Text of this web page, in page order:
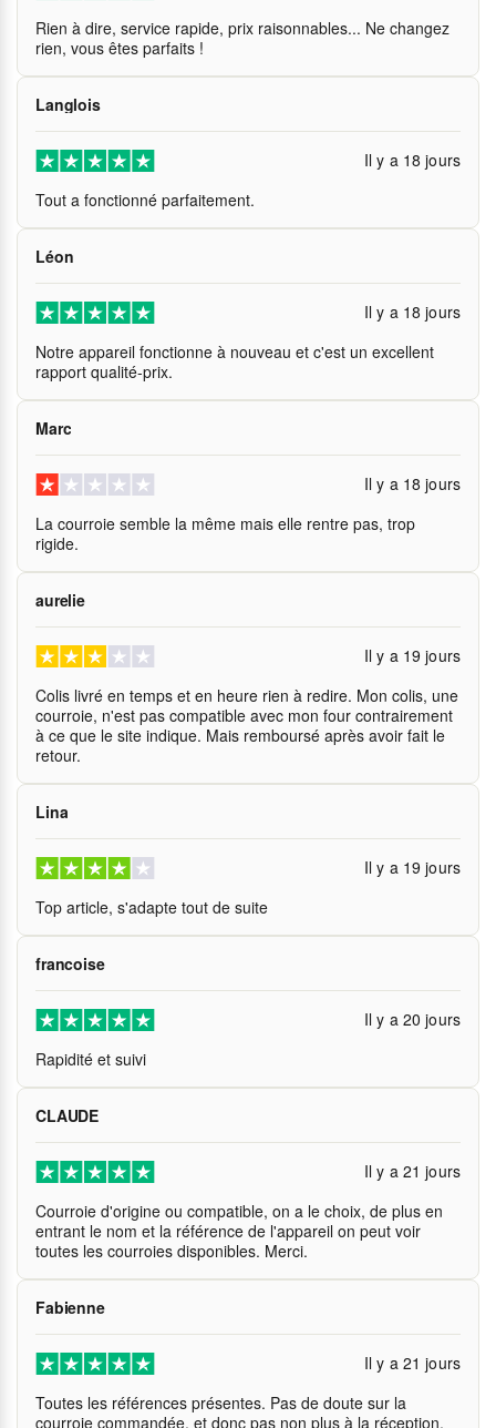
Rien à dire, service rapide, prix raisonnables... Ne changez
rien, vous êtes parfaits !
Langlois
Il y a 18 jours
Tout a fonctionné parfaitement.
Léon
Il y a 18 jours
Notre appareil fonctionne à nouveau et c'est un excellent
rapport qualité-prix.
Marc
Il y a 18 jours
La courroie semble la même mais elle rentre pas, trop
rigide.
aurelie
Il y a 19 jours
Colis livré en temps et en heure rien à redire. Mon colis, une
courroie, n'est pas compatible avec mon four contrairement
à ce que le site indique. Mais remboursé après avoir fait le
retour.
Lina
Il y a 19 jours
Top article, s'adapte tout de suite
francoise
Il y a 20 jours
Rapidité et suivi
CLAUDE
Il y a 21 jours
Courroie d'origine ou compatible, on a le choix, de plus en
entrant le nom et la référence de l'appareil on peut voir
toutes les courroies disponibles. Merci.
Fabienne
Il y a 21 jours
Toutes les références présentes. Pas de doute sur la
courroie commandée, et donc pas non plus à la réception,